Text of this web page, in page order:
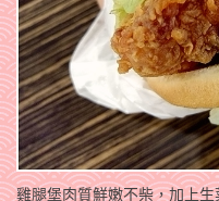
雞腿堡肉質鮮嫩不柴，加上